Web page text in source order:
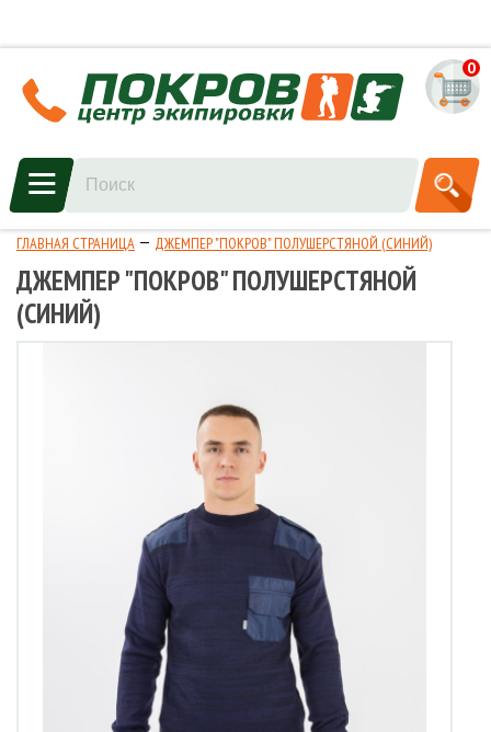
0
ГЛАВНАЯ СТРАНИЦА ДЖЕМПЕР "ПОКРОВ" ПОЛУШЕРСТЯНОЙ (СИНИЙ)
ДЖЕМПЕР "ПОКРОВ" ПОЛУШЕРСТЯНОЙ
(СИНИЙ)